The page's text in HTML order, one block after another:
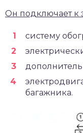
Он подключает к
систему
багажника.